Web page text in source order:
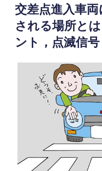
稿
日:
交差点進入車
される場所と
ント，点滅信号